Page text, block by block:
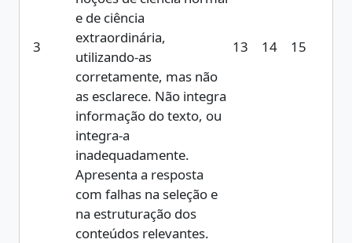
3
e de ciência
extraordinária,
utilizando-as
corretamente, mas não
as esclarece. Não integra
informação do texto, ou
integra-a
inadequadamente.
Apresenta a resposta
com falhas na seleção e
na estruturação dos
conteúdos relevantes.
13 14 15